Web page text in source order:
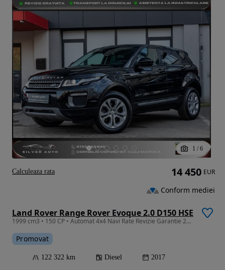
1 / 6
Land Rover Range Rover Evoque 2.0 D150 HSE
1999 cm3 • 150 CP • Automat 4x4 Navi Rate Revizie Garantie 24 luni
Promovat
122 322 km Diesel 2017
14 450 EUR
Conform mediei
Calculeaza rata